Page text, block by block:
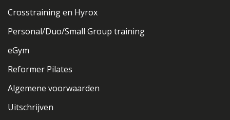
Crosstraining en Hyrox
Personal/Duo/Small Group training
eGym
Reformer Pilates
Algemene voorwaarden
Uitschrijven